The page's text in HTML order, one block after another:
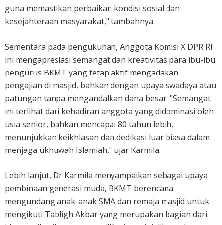
guna memastikan perbaikan kondisi sosial dan
kesejahteraan masyarakat," tambahnya.
Sementara pada pengukuhan, Anggota Komisi X DPR RI
ini mengapresiasi semangat dan kreativitas para ibu-ibu
pengurus BKMT yang tetap aktif mengadakan
pengajian di masjid, bahkan dengan upaya swadaya atau
patungan tanpa mengandalkan dana besar. "Semangat
ini terlihat dari kehadiran anggota yang didominasi oleh
usia senior, bahkan mencapai 80 tahun lebih,
menunjukkan keikhlasan dan dedikasi luar biasa dalam
menjaga ukhuwah Islamiah," ujar Karmila.
Lebih lanjut, Dr Karmila menyampaikan sebagai upaya
pembinaan generasi muda, BKMT berencana
mengundang anak-anak SMA dan remaja masjid untuk
mengikuti Tabligh Akbar yang merupakan bagian dari